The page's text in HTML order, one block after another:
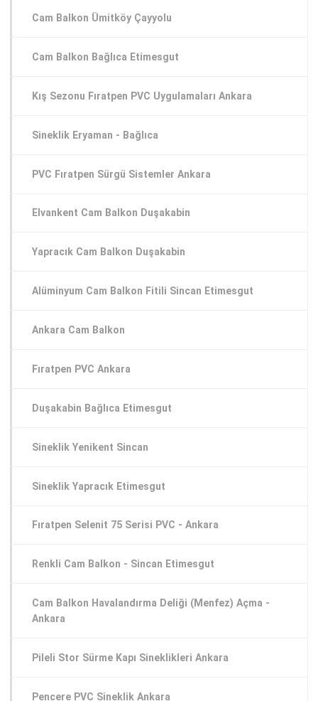
Cam Balkon Ümitköy Çayyolu
Cam Balkon Bağlıca Etimesgut
Kış Sezonu Fıratpen PVC Uygulamaları Ankara
Sineklik Eryaman - Bağlıca
PVC Fıratpen Sürgü Sistemler Ankara
Elvankent Cam Balkon Duşakabin
Yapracık Cam Balkon Duşakabin
Alüminyum Cam Balkon Fitili Sincan Etimesgut
Ankara Cam Balkon
Fıratpen PVC Ankara
Duşakabin Bağlıca Etimesgut
Sineklik Yenikent Sincan
Sineklik Yapracık Etimesgut
Fıratpen Selenit 75 Serisi PVC - Ankara
Renkli Cam Balkon - Sincan Etimesgut
Cam Balkon Havalandırma Deliği (Menfez) Açma -
Ankara
Pileli Stor Sürme Kapı Sineklikleri Ankara
Pencere PVC Sineklik Ankara